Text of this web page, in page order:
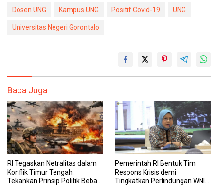
Dosen UNG Kampus UNG Positif Covid-19 UNG
Universitas Negeri Gorontalo
Baca Juga
RI Tegaskan Netralitas dalam
Konflik Timur Tengah,
Tekankan Prinsip Politik Bebas
Pemerintah RI Bentuk Tim
Respons Krisis demi
Tingkatkan Perlindungan WNI